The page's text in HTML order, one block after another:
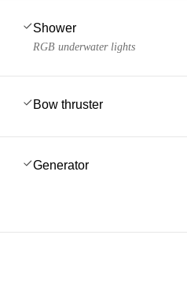
Shower
RGB underwater lights
Bow thruster
Generator